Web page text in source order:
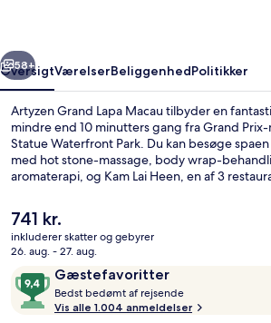
Næste
58+
OversigtVærelserBeliggenhedPolitikker
Artyzen Grand Lapa Macau tilbyder en
mindre end 10 minutters gang fra Grand
Statue Waterfront Park. Du kan besøge
med hot stone-massage, body wrap-
aromaterapi, og Kam Lai Heen, en af 3
højdepunkter på dette resort med
udendørs pool, en bar ved poolen og et
har godt at sige om stedets hjælpsomme
beliggenhed.
Den
nuværende
pris
741 kr.
741 kr.
inkluderer skatter og gebyrer
26. aug. - 27. aug.
AnmeldelserGæstefavoritter
9,4
ud
af
Bedst bedømt af rejsende
e
Vis alle 1.004 anmeldelser